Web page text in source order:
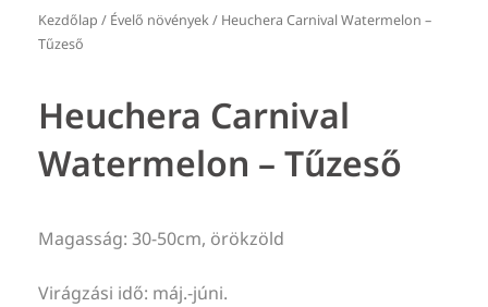
Kezdőlap / Évelő növények/ Heuchera Carnival Watermelon –
Tűzeső
Heuchera Carnival
Watermelon – Tűzeső
Magasság: 30-50cm, örökzöld
Virágzási idő: máj.-júni.